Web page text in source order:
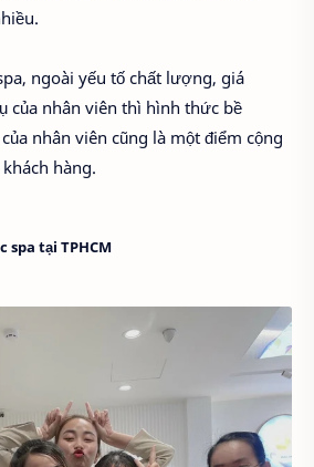
ngoài yếu tố chất lượng, giá
của nhân viên thì hình thức bề
nhân viên cũng là một điểm cộng
hàng.
spa tại TPHCM